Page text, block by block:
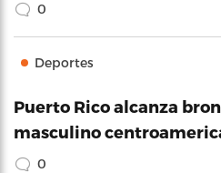
0
Deportes
Puerto Rico alcanza
masculino
0